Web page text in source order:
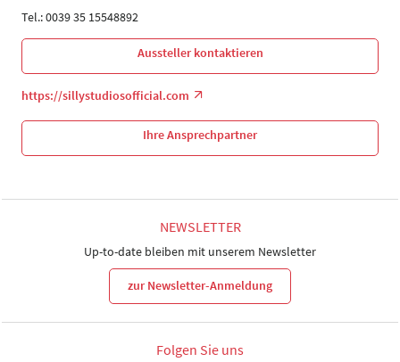
Tel.: 0039 35 15548892
Aussteller kontaktieren
https://sillystudiosofficial.com
Ihre Ansprechpartner
NEWSLETTER
Up-to-date bleiben mit unserem Newsletter
zur Newsletter-Anmeldung
Folgen Sie uns